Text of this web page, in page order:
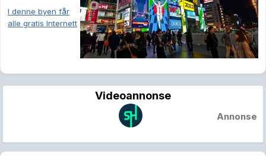
I denne byen får
alle gratis Internett
Videoannonse
Annonse